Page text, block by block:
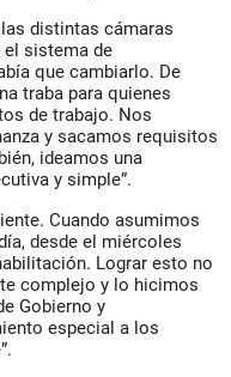
distintas cámaras
el sistema de
que cambiarlo. De
traba para quienes
de trabajo. Nos
y sacamos requisitos
ideamos una
y simple”.
Cuando asumimos
desde el miércoles
Lograr esto no
complejo y lo hicimos
Gobierno y
especial a los